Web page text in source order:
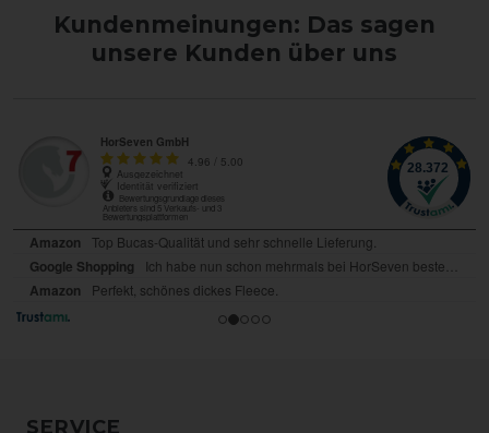
Kundenmeinungen: Das sagen
unsere Kunden über uns
SERVICE